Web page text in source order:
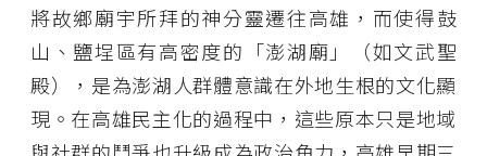
將故鄉廟宇所拜的神分靈遷往高雄，而使得鼓
山、鹽埕區有高密度的「澎湖廟」（如文武聖
殿），是為澎湖人群體意識在外地生根的文化顯
現。在高雄民主化的過程中，這些原本只是地域